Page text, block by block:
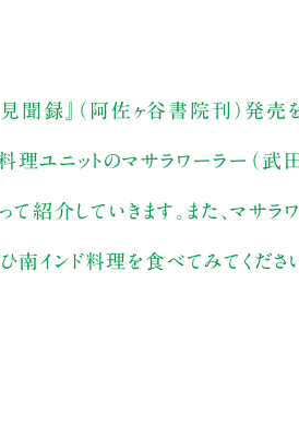
録』（阿佐ヶ谷書院刊）発売を
理ユニットのマサラワーラー（武
介していきます。また、マサラ
南インド料理を食べてみてください